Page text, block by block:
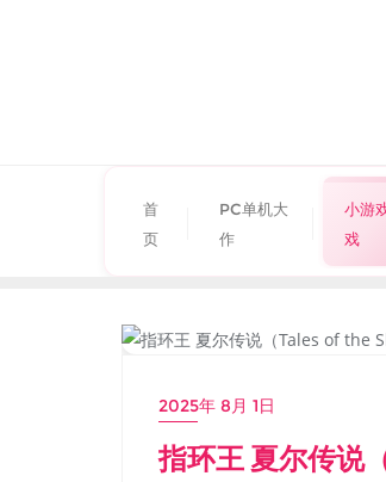
首
页
PC单机大
作
小游
戏
2025年 8月 1日
指环王 夏尔传说